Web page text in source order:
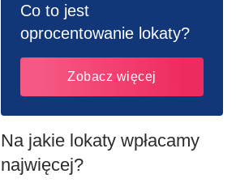
Co to jest
oprocentowanie lokaty?
Zobacz więcej
Na jakie lokaty wpłacamy
najwięcej?